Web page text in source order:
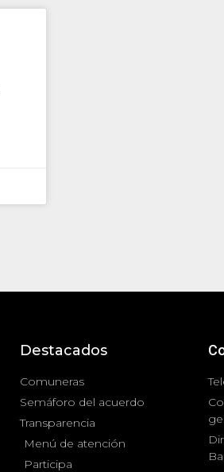
Destacados
Comuneras
Semáforo del acuerdo
Transparencia
Menú de atención
Participa